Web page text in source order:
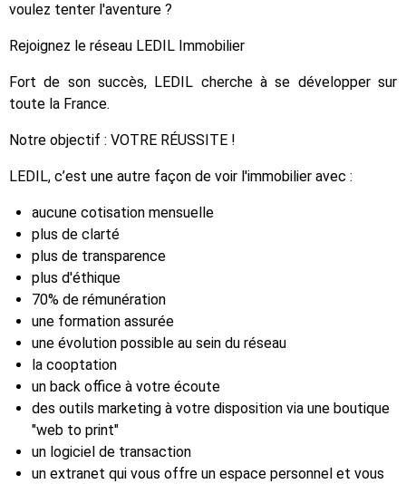
voulez tenter l'aventure ?
Rejoignez le réseau LEDIL Immobilier
Fort de son succès, LEDIL cherche à se développer sur
toute la France.
Notre objectif : VOTRE RÉUSSITE !
LEDIL, c’est une autre façon de voir l'immobilier avec :
aucune cotisation mensuelle
plus de clarté
plus de transparence
plus d'éthique
70% de rémunération
une formation assurée
une évolution possible au sein du réseau
la cooptation
un back office à votre écoute
des outils marketing à votre disposition via une boutique
"web to print"
un logiciel de transaction
un extranet qui vous offre un espace personnel et vous